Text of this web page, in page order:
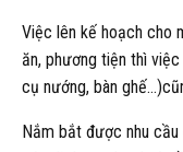
Việc lên kế hoạch cho
ăn, phương tiện thì
cụ nướng, bàn
Nắm bắt được nhu